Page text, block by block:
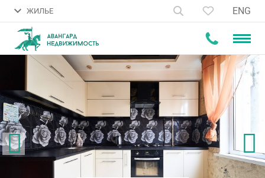
ЖИЛЬЕ ENG